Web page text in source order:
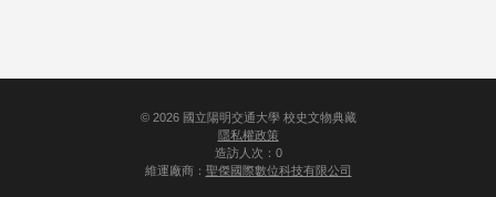
© 2026國立陽明交通大學 校史文物典藏
隱私權政策
造訪人次：0
維運廠商： 聖傑國際數位科技有限公司